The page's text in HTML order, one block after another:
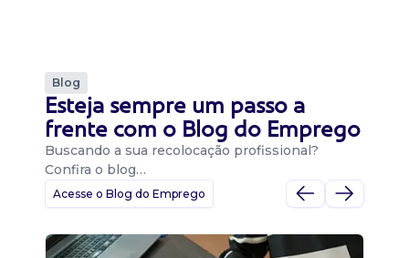
Blog
Esteja sempre um passo a
frente com o Blog do Emprego
Buscando a sua recolocação profissional?
Confira o blog…
Acesse o Blog do Emprego